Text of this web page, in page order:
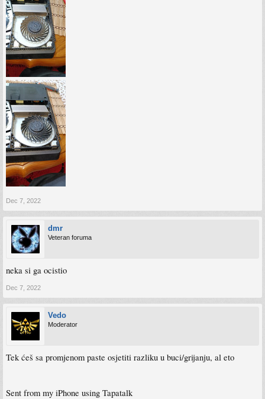
Dec 7, 2022
dmr
Veteran foruma
neka si ga ocistio
Dec 7, 2022
Vedo
Moderator
Tek ćeš sa promjenom paste osjetiti razliku u buci/grijanju, al eto
Sent from my iPhone using Tapatalk